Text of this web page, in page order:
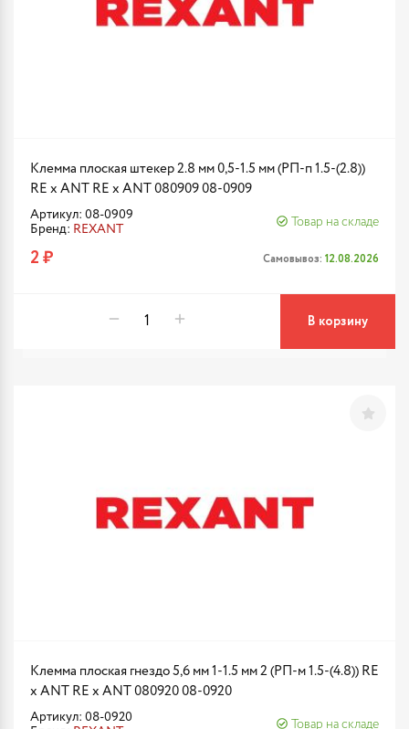
Клемма плоская штекер 2.8 мм 0,5-1.5 мм (РП-п 1.5-(2.8))
RE x ANT RE x ANT 080909 08-0909
Артикул: 08-0909
Бренд: REXANT
Товар на складе
2 ₽ Самовывоз: 12.08.2026
В корзину
Клемма плоская гнездо 5,6 мм 1-1.5 мм 2 (РП-м 1.5-(4.8)) RE
x ANT RE x ANT 080920 08-0920
Артикул: 08-0920
Товар на складе